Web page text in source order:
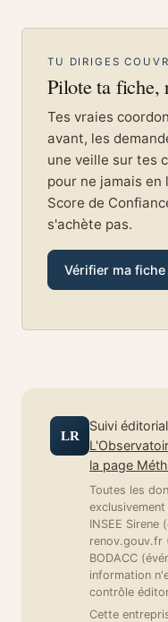
TU DIRIGES
Pilote ta fiche,
Tes vraies
avant, les
une veille sur tes
pour ne jamais en
Score de
s'achète pas.
Vérifier ma fiche
LR
Suivi
la page
Toutes les
INSEE Sirene
renov.gouv.fr
BODACC
information
contrôle
Cette